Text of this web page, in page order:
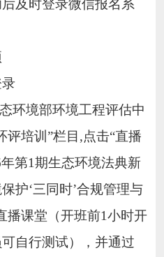
及时登录微信报名系
录
环境部环境工程评估中
评培训 ”栏目 ,点击“直播
年第1期生态环境法典新
护‘三同时’合规管理与
播课堂（开班前1小时开
自行测试），并通过